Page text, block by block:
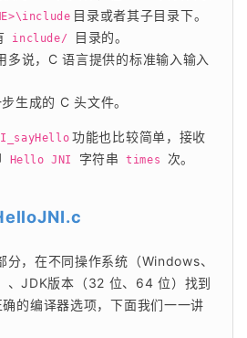
目录或者其子目录下。
include/ 目录的。
多说，C 语言提供的标准输入输入
生成的 C 头文件。
功能也比较简单，接收
Hello JNI 字符串 times 次。
，在不同操作系统（Windows、
、JDK版本（32 位、64 位）找到
的编译器选项，下面我们一一讲